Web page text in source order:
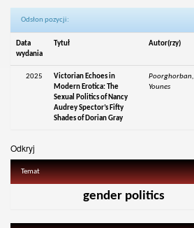
Odsłon pozycji:
Data
wydania
Tytuł Autor(rzy)
2025
Victorian Echoes in
Modern Erotica: The
Sexual Politics of Nancy
Audrey Spector’s Fifty
Shades of Dorian Gray
Poorghorban,
Younes
Odkryj
Temat
gender politics